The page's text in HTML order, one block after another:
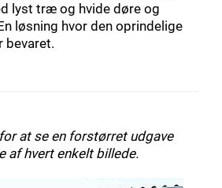
lyst træ og hvide døre og
løsning hvor den oprindelige
bevaret.
at se en forstørret udgave
af hvert enkelt billede.